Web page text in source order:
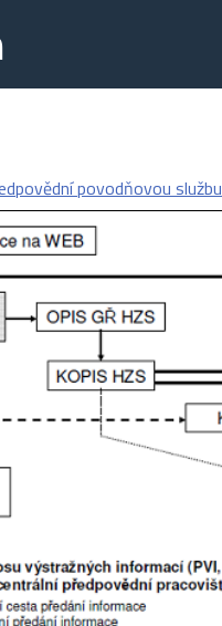
povodňovou službu